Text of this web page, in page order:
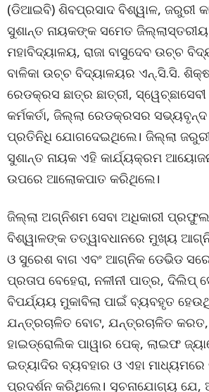
(ଡିଆଇବି) ଶିବପ୍ରସାଦ ବିଶ୍ୱାଳ, ଜରୁରୀ
ସୁଶାନ୍ତ ନାୟକଙ୍କ ସମେତ
ମହାବିଦ୍ୟାଳୟ, ରାଜା ବାସୁଦେବ ଉଚ୍ଚ
ବାଳିକା ଉଚ୍ଚ ବିଦ୍ୟାଳୟର ଏନ୍.ସି.ସି.
ରେଡକ୍ରସ ଛାତ୍ର ଛାତ୍ରୀ,
କର୍ମକର୍ତା, ଜିଲ୍ଲା ରେଡକ୍ରସର
ପ୍ରତିନିଧି ଯୋଗଦେଇଥିଲେ। ଜିଲ୍ଲା ଜରୁରୀ
ସୁଶାନ୍ତ ନାୟକ ଏହି କାର୍ଯ୍ୟକ୍ରମ
ଉପରେ ଆଲୋକପାତ କରିଥିଲେ।
ଜିଲ୍ଲା ଅଗ୍ନିଶମ ସେବା ଅଧିକାରୀ
ବିଶ୍ୱାଳଙ୍କ ତତ୍ୱାବଧାନରେ ମୁଖ୍ୟ
ଓ ସୁରେଶ ବାଗ ଏବଂ ଆଗ୍ନିକ ଡେଭିଡ
ପ୍ରତାପ ବେହେରା, ନଳୀନୀ ପାତ୍ର,
ବିପର୍ଯ୍ୟୟ ମୁକାବିଲା ପାଇଁ ବ୍ୟବହୃତ
ଯନ୍ତ୍ରଚାଳିତ ବୋଟ, ଯନ୍ତ୍ରଚାଳିତ
ହାଇଡ୍ରୋଲିକ ପାୱାର ପେକ୍, ଲାଇଫ
ଇତ୍ୟାଦିର ବ୍ୟବହାର ଓ ଏହା ମାଧ୍ୟମରେ
ପ୍ରଦର୍ଶନ କରିଥିଲେ। ସୂଚନାଯୋଗ୍ୟ ଯେ,